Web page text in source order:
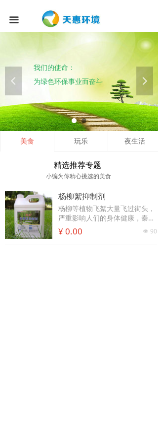
끀
我们的使命：
为绿色环保事业而奋斗
넳 넲
美食 玩乐 夜生活
杨柳絮抑制剂
杨柳等植物飞絮大量飞过街头，
严重影响人们的身体健康，秦皇
岛天惠环境科技有限公司自主研
发杨柳絮抑制剂，绿色环保，操
넶 90
¥ 0.00
精选推荐专题
小编为你精心挑选的美食